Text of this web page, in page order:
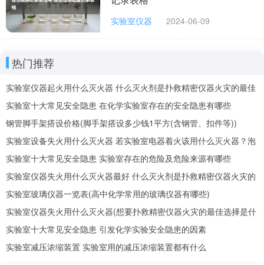
实验室仪器 2024-06-09
热门推荐
实验室仪器起火用什么灭火器 什么灭火剂是扑救精密仪器火灾的最佳
选择
实验室十大常见安全隐患 在化学实验室存在的安全隐患有哪些
钢管脚手架搭设价格(脚手架搭设多少钱1平方(含钢管、扣件等))
实验室设备失火用什么灭火器 若实验室电器着火该用什么灭火器？泡
沫还是二氧化碳
实验室十大常见安全隐患 实验室存在的危险及危险来源有哪些
实验室仪器失火用什么灭火器最好 什么灭火剂是扑救精密仪器火灾的
最佳选择
实验室玻璃仪器一览表(高中化学常用的玻璃仪器有哪些)
实验室仪器失火用什么灭火器(想要扑救精密仪器火灾的最佳选择是什
么灭火剂)
实验室十大常见安全隐患 引发化学实验安全隐患的因素
实验室减压浓缩装置 实验室用的减压浓缩装置都有什么